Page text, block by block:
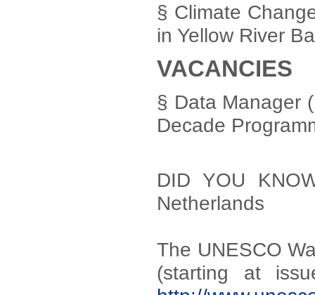
§ Climate
in Yellow River
VACANCIES
§ Data Manager
Decade
DID YOU
Netherlands
The UNESCO
(starting at